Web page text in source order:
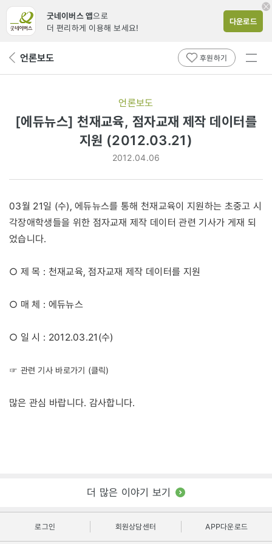
굿네이버스 앱으로
더 편리하게 이용해 보세요!
다운로드
뒤 언론보도 후원하기
전체
언론보도
[에듀뉴스] 천재교육, 점자교재 제작 데이터를
지원 (2012.03.21)
2012.04.06
03월 21일 (수), 에듀뉴스를 통해 천재교육이 지원하는 초중고 시
각장애학생들을 위한 점자교재 제작 데이터 관련 기사가 게재 되
었습니다.
○ 제 목 : 천재교육, 점자교재 제작 데이터를 지원
○ 매 체 : 에듀뉴스
○ 일 시 : 2012.03.21(수)
☞ 관련 기사 바로가기 (클릭)
많은 관심 바랍니다. 감사합니다.
더 많은 이야기 보기
로그인 회원상담센터 APP다운로드